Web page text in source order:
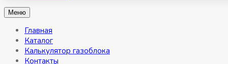
Меню
Главная
Каталог
Калькулятор газоблока
Контакты